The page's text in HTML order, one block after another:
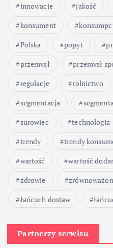
innowacje
jakość
konsument
Polska
popyt
przemysł
przemysł
regulacje
rolnictwo
segmentacja
surowiec
technologia
trendy
trendy
wartość
wartość
zdrowie
łańcuch dostaw
Partnerzy serwisu